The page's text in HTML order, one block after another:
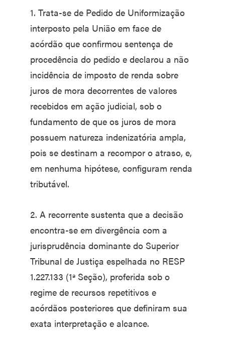
1. Trata-se de Pedido de Uniformização
interposto pela União em face de
acórdão que confirmou sentença de
procedência do pedido e declarou a não
incidência de imposto de renda sobre
juros de mora decorrentes de valores
recebidos em ação judicial, sob o
fundamento de que os juros de mora
possuem natureza indenizatória ampla,
pois se destinam a recompor o atraso, e,
em nenhuma hipótese, configuram renda
tributável.
2. A recorrente sustenta que a decisão
encontra-se em divergência com a
jurisprudência dominante do Superior
Tribunal de Justiça espelhada no RESP
1.227.133 (1ª Seção), proferida sob o
regime de recursos repetitivos e
acórdãos posteriores que definiram sua
exata interpretação e alcance.